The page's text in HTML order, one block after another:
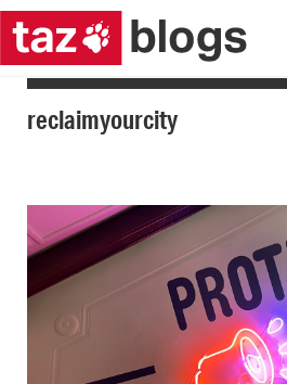
reclaimyourcity